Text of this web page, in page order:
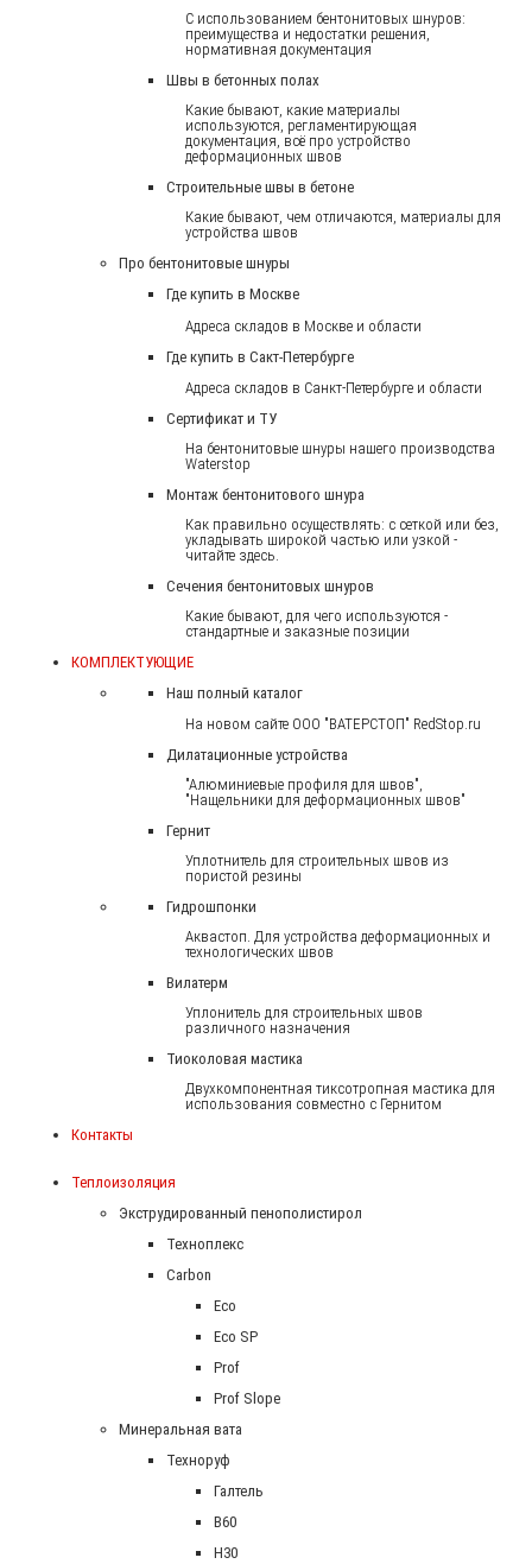
С использованием бентонитовых шнуров:
преимущества и недостатки решения,
нормативная документация
Швы в бетонных полах
Какие бывают, какие материалы
используются, регламентирующая
документация, всё про устройство
деформационных швов
Строительные швы в бетоне
Какие бывают, чем отличаются, материалы для
устройства швов
Про бентонитовые шнуры
Где купить в Москве
Адреса складов в Москве и области
Где купить в Сакт-Петербурге
Адреса складов в Санкт-Петербурге и области
Сертификат и ТУ
На бентонитовые шнуры нашего производства
Waterstop
Монтаж бентонитового шнура
Как правильно осуществлять: с сеткой или без,
укладывать широкой частью или узкой -
читайте здесь.
Сечения бентонитовых шнуров
Какие бывают, для чего используются -
стандартные и заказные позиции
КОМПЛЕКТУЮЩИЕ
Наш полный каталог
На новом сайте ООО "ВАТЕРСТОП" RedStop.ru
Дилатационные устройства
"Алюминиевые профиля для швов",
"Нащельники для деформационных швов"
Гернит
Уплотнитель для строительных швов из
пористой резины
Гидрошпонки
Аквастоп. Для устройства деформационных и
технологических швов
Вилатерм
Уплонитель для строительных швов
различного назначения
Тиоколовая мастика
Двухкомпонентная тиксотропная мастика для
использования совместно с Гернитом
Контакты
Теплоизоляция
Экструдированный пенополистирол
Техноплекс
Carbon
Eco
Eco SP
Prof
Prof Slope
Минеральная вата
Техноруф
Галтель
В60
Н30